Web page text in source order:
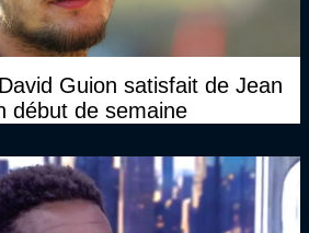
Guion satisfait de Jean
début de semaine